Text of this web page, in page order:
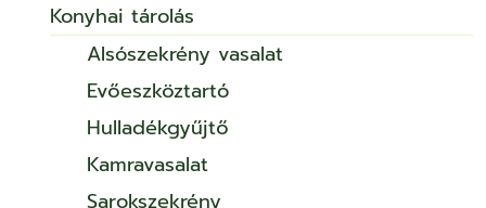
Konyhai tárolás
Alsószekrény vasalat
Evőeszköztartó
Hulladékgyűjtő
Kamravasalat
Sarokszekrény